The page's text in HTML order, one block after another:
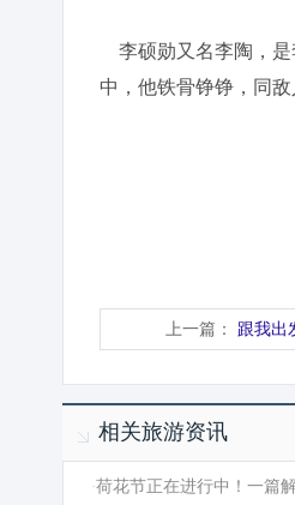
李硕勋又名李陶，是
中，他铁骨铮铮，同
上一篇： 跟我出
相关旅游资讯
·荷花节正在进行中！一篇